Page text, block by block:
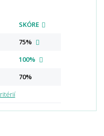
SKÓRE
75%
100%
70%